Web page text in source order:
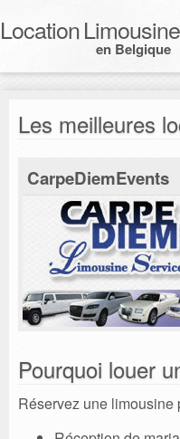
LocationLimousine
en Belgique
Les meilleures
CarpeDiemEvents
Pourquoi louer
Réservez une limousine